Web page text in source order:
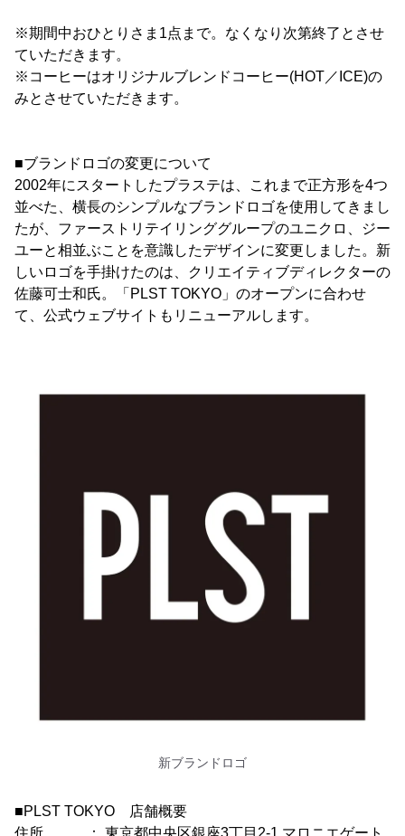
※期間中おひとりさま1点まで。なくなり次第終了とさせ
ていただきます。
※コーヒーはオリジナルブレンドコーヒー(HOT／ICE)の
みとさせていただきます。
■ブランドロゴの変更について
2002年にスタートしたプラステは、これまで正方形を4つ
並べた、横長のシンプルなブランドロゴを使用してきまし
たが、ファーストリテイリンググループのユニクロ、ジー
ユーと相並ぶことを意識したデザインに変更しました。新
しいロゴを手掛けたのは、クリエイティブディレクターの
佐藤可士和氏。「PLST TOKYO」のオープンに合わせ
て、公式ウェブサイトもリニューアルします。
新ブランドロゴ
■PLST TOKYO 店舗概要